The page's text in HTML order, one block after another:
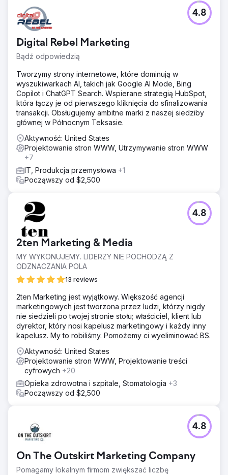
Problem
Jeden z naszych klientów sportowych stanął w obliczu
ostrej konkurencji w branży fitness, starając się wyróżnić
wysokiej jakości, ich obecność cyfrowa traciła na
znaczeniu w porównaniu z czołowymi rywalami w branży i
takimi platformami rynkowymi, jak Amazon i Walmart.
Rozwiązanie
Opracowaliśmy agresywną strategię SEO i marketingu
cyfrowego, obejmującą przeprojektowaną stronę główną,
ukierunkowaną treść bloga, strategiczne linki zwrotne,
infografiki, metatagi i struktury adresów URL. Usprawniony
proces realizacji transakcji w Shopify. Kampanie PPC
zostały zoptymalizowane pod kątem wyższych konwersji.
Wyniki
Nasza zindywidualizowana strategia zapewniła firmie
pierwsze miejsce w krajowych rankingach wyszukiwania
kluczowych haseł, wyprzedzając nawet Amazon, Walmart
udoskonalonymi działaniami PPC, zwiększył miesięczne
przychody o 30 tys. USD/mc.
Przejdź do strony agencji
Digital Rebel Marketing
Bądź odpowiedzią
4.8
Tworzymy strony internetowe, które dominują w
wyszukiwarkach AI, takich jak Google AI Mode, Bing
Copilot i ChatGPT Search. Wspierane strategią HubSpot,
która łączy je od pierwszego kliknięcia do sfinalizowania
transakcji. Obsługujemy ambitne marki z naszej siedziby
głównej w Północnym Teksasie.
Aktywność: United States
Projektowanie stron WWW, Utrzymywanie stron WWW
+7
IT, Produkcja przemysłowa +1
Począwszy od $2,500
2ten Marketing & Media
MY WYKONUJEMY. LIDERZY NIE POCHODZĄ Z
ODZNACZANIA POLA
13 reviews
4.8
2ten Marketing jest wyjątkowy. Większość agencji
marketingowych jest tworzona przez ludzi, którzy nigdy
nie siedzieli po twojej stronie stołu; właściciel, klient lub
dyrektor, który nosi kapelusz marketingowy i każdy inny
kapelusz. My to robiliśmy. Pomożemy ci wyeliminować BS.
Aktywność: United States
Projektowanie stron WWW, Projektowanie treści
cyfrowych +20
Opieka zdrowotna i szpitale, Stomatologia +3
Począwszy od $2,500
On The Outskirt Marketing Company
Pomagamy lokalnym firmom zwiększać liczbę
4.8